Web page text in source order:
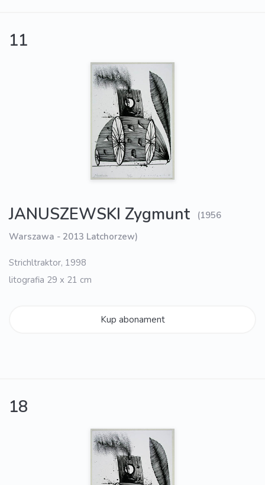
11
JANUSZEWSKI Zygmunt
(1956
Warszawa - 2013 Latchorzew)
Strichltraktor, 1998
litografia 29 x 21 cm
Kup abonament
18